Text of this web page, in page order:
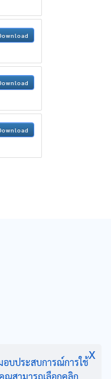
อบประสบการณ์การใช้
ณสามารถเลือกคลิก
x